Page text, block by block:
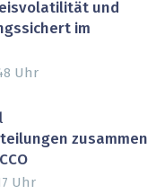
und
im
Uhr
zusammen
Uhr